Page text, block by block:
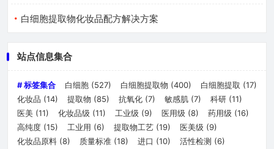
白细胞提取物化妆品配方解决方案
站点信息集合
# 标签集合 白细胞 (527) 白细胞提取物 (400) 白细胞提取 (17)
化妆品 (14) 提取物 (85) 抗氧化 (7) 敏感肌 (7) 科研 (11)
医美 (11) 化妆品级 (11) 工业级 (9) 医用级 (8) 药用级 (16)
高纯度 (15) 工业用 (6) 提取物工艺 (19) 医美级 (9)
化妆品原料 (8) 质量标准 (18) 进口 (10) 活性检测 (6)